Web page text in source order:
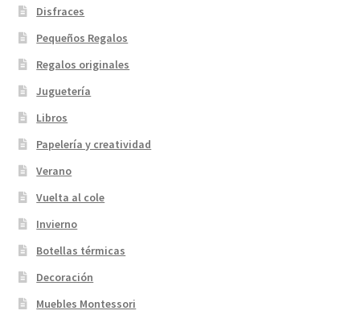
Disfraces
Pequeños Regalos
Regalos originales
Juguetería
Libros
Papelería y creatividad
Verano
Vuelta al cole
Invierno
Botellas térmicas
Decoración
Muebles Montessori